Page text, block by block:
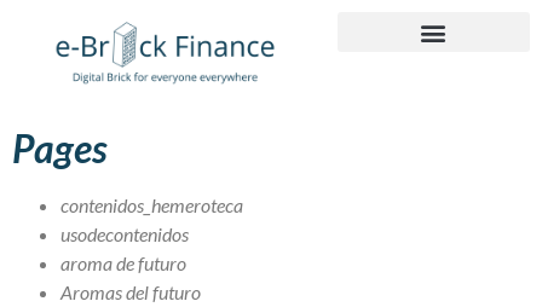
Pages
contenidos_hemeroteca
usodecontenidos
aroma de futuro
Aromas del futuro